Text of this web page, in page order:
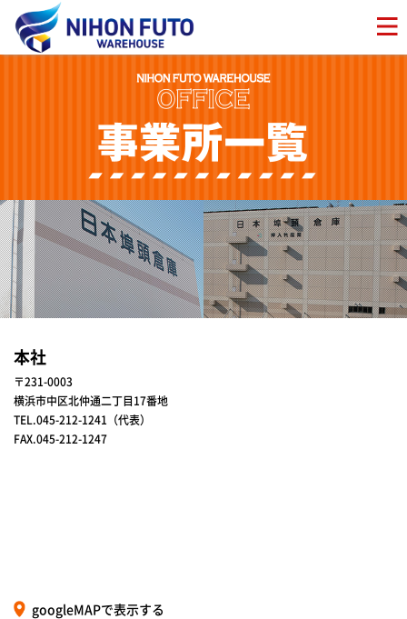
本社
〒231-0003
横浜市中区北仲通二丁目17番地
TEL.045-212-1241（代表）
FAX.045-212-1247
googleMAPで表示する